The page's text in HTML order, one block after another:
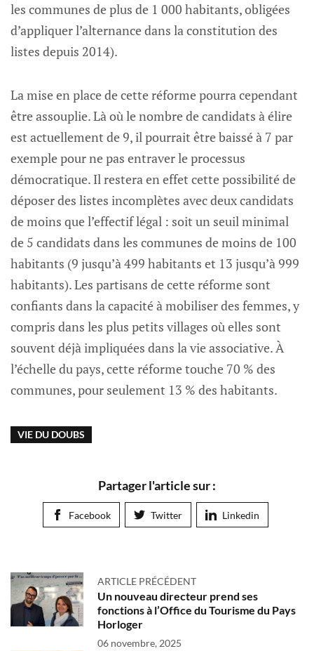
les communes de plus de 1 000 habitants, obligées
d’appliquer l’alternance dans la constitution des
listes depuis 2014).
La mise en place de cette réforme pourra cependant
être assouplie. Là où le nombre de candidats à élire
est actuellement de 9, il pourrait être baissé à 7 par
exemple pour ne pas entraver le processus
démocratique. Il restera en effet cette possibilité de
déposer des listes incomplètes avec deux candidats
de moins que l’effectif légal : soit un seuil minimal
de 5 candidats dans les communes de moins de 100
habitants (9 jusqu’à 499 habitants et 13 jusqu’à 999
habitants). Les partisans de cette réforme sont
confiants dans la capacité à mobiliser des femmes, y
compris dans les plus petits villages où elles sont
souvent déjà impliquées dans la vie associative. À
l’échelle du pays, cette réforme touche 70 % des
communes, pour seulement 13 % des habitants.
VIE DU DOUBS
Partager l'article sur :
Facebook Twitter Linkedin
ARTICLE PRÉCÉDENT
Un nouveau directeur prend ses
fonctions à l’Office du Tourisme du Pays
Horloger
06 novembre, 2025